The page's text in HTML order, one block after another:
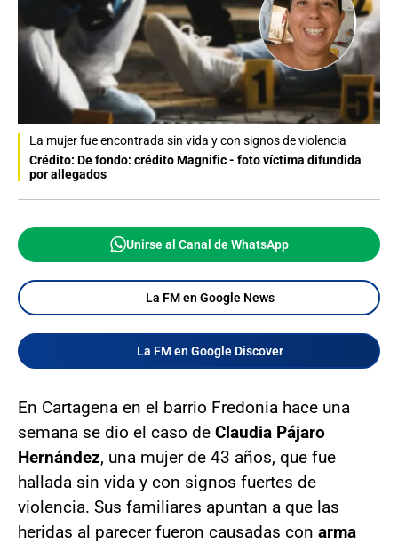
La mujer fue encontrada sin vida y con signos de violencia
Crédito: De fondo: crédito Magnific - foto víctima difundida
por allegados
Unirse al Canal de WhatsApp
La FM en Google News
La FM en Google Discover
En Cartagena en el barrio Fredonia hace una
semana se dio el caso de Claudia Pájaro
Hernández, una mujer de 43 años, que fue
hallada sin vida y con signos fuertes de
violencia. Sus familiares apuntan a que las
heridas al parecer fueron causadas con arma